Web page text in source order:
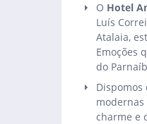
O Hotel
Luís
Atalaia,
Emoções
do
Dispomos
modernas
charme e